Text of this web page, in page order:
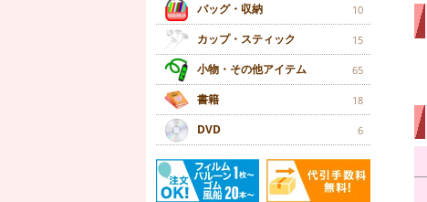
バッグ・収納 10
カップ・スティック 15
小物・その他アイテム 65
書籍 18
DVD 6